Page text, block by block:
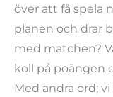
över att få spela
planen och drar
med matchen?
koll på poängen
Med andra ord;